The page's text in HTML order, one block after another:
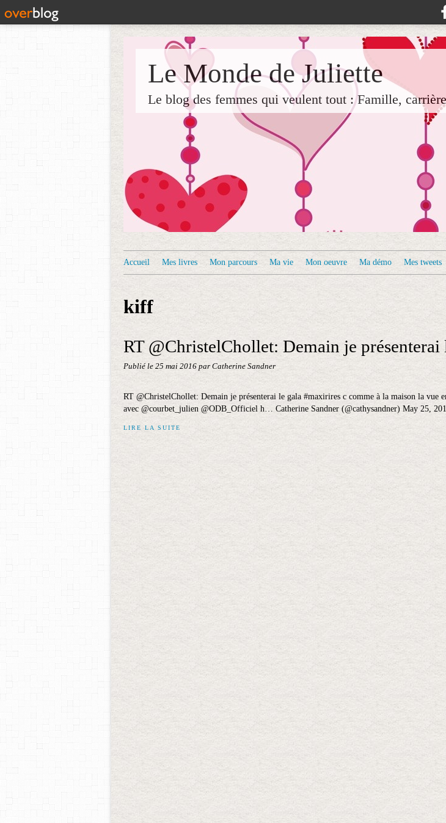
Le Monde de Juliette
Le blog des femmes qui veulent tout : Famille,
Accueil Mes livres Mon parcours Ma vie Mon oeuvre Ma démo Mes tweets
kiff
RT @ChristelChollet: Demain je présenterai
Publié le 25 mai 2016 par Catherine Sandner
RT @ChristelChollet: Demain je présenterai le gala #maxirires c comme à la maison la vue
avec @courbet_julien @ODB_Officiel h… Catherine Sandner (@cathysandner) May 25,
LIRE LA SUITE